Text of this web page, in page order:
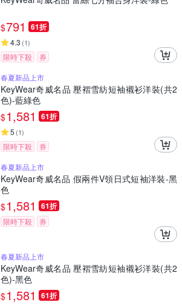
$791 61折
4.3 (1)
限時下殺
券
春夏新品上市
KeyWear奇威名品 壓褶雪紡短袖襯衫洋裝(共2
色)-藍綠色
$1,581 61折
5 (1)
限時下殺
券
春夏新品上市
KeyWear奇威名品 假兩件V領日式短袖洋裝-黑
色
$1,581 61折
限時下殺 券
春夏新品上市
KeyWear奇威名品 壓褶雪紡短袖襯衫洋裝(共2
色)-黑色
$1,581 61折